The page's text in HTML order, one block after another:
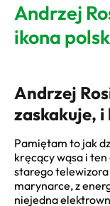
Andrzej
ikona
Andrzej
zaskakuje,
Pamiętam to jak
kręcący wąsa i ten
starego
marynarce, z
niejedna